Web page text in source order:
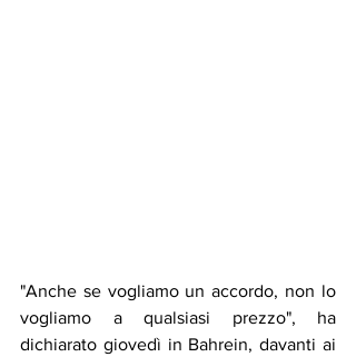
"Anche se vogliamo un accordo, non lo
vogliamo a qualsiasi prezzo", ha
dichiarato giovedì in Bahrein, davanti ai